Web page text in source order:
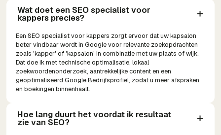
Wat doet een SEO specialist voor
kappers precies?
Een SEO specialist voor kappers zorgt ervoor dat uw kapsalon
beter vindbaar wordt in Google voor relevante zoekopdrachten
zoals 'kapper' of 'kapsalon' in combinatie met uw plaats of wijk.
Dat doe ik met technische optimalisatie, lokaal
zoekwoordenonderzoek, aantrekkelijke content en een
geoptimaliseerd Google Bedrijfsprofiel, zodat u meer afspraken
en boekingen binnenhaalt.
Hoe lang duurt het voordat ik resultaat
zie van SEO?